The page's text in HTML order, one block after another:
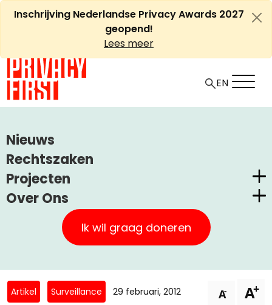
Ga
naarInschrijving Nederlandse Privacy Awards 2027
geopend!
Lees meer
Nieuws
Rechtszaken
Projecten
Nederlandse Privacy Awards
Claimstichting CUIC
PrivacyWijzer
Privacy Coalitie
PSD2-me-niet
Over Ons
Privacy First
Onze Successen
Kom in actie
Nieuwsbrieven
Ik wil graag doneren
EN
COMMENTAAR PRIVACY FIRST OP RAPPORT BEKKER OVER
#VINGERAFDRUKKEN
Commentaar Privacy First
op rapport Bekker over
#vingerafdrukken
Artikel Surveillance 29 februari, 2012 A- A+